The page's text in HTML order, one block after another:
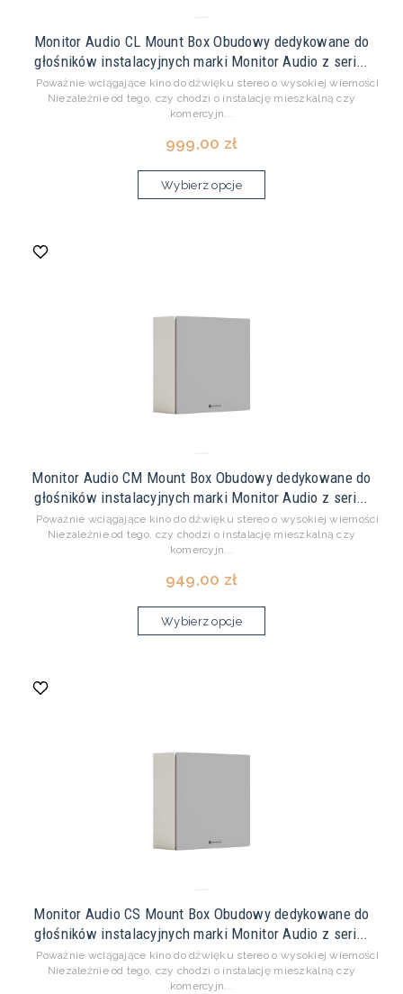
Monitor Audio CL Mount Box Obudowy dedykowane do
głośników instalacyjnych marki Monitor Audio z seri...
Poważnie wciągające kino do dźwięku stereo o wysokiej wierności
Niezależnie od tego, czy chodzi o instalację mieszkalną czy
komercyjn...
999,00 zł
Wybierz opcje
Monitor Audio CM Mount Box Obudowy dedykowane do
głośników instalacyjnych marki Monitor Audio z seri...
Poważnie wciągające kino do dźwięku stereo o wysokiej wierności
Niezależnie od tego, czy chodzi o instalację mieszkalną czy
komercyjn...
949,00 zł
Wybierz opcje
Monitor Audio CS Mount Box Obudowy dedykowane do
głośników instalacyjnych marki Monitor Audio z seri...
Poważnie wciągające kino do dźwięku stereo o wysokiej wierności
Niezależnie od tego, czy chodzi o instalację mieszkalną czy
komercyjn...